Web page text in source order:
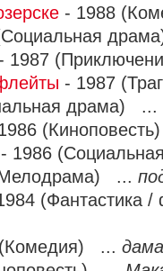
- 1988
- 1987
- 1987
драма) ...
- 1986
...
(Фантастика
... дама